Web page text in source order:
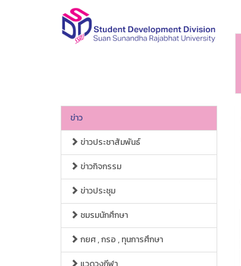
ข่าว
ข่าวประชาสัมพันธ์
ข่าวกิจกรรม
ข่าวประชุม
ชมรมนักศึกษา
กยศ , กรอ , ทุนการศึกษา